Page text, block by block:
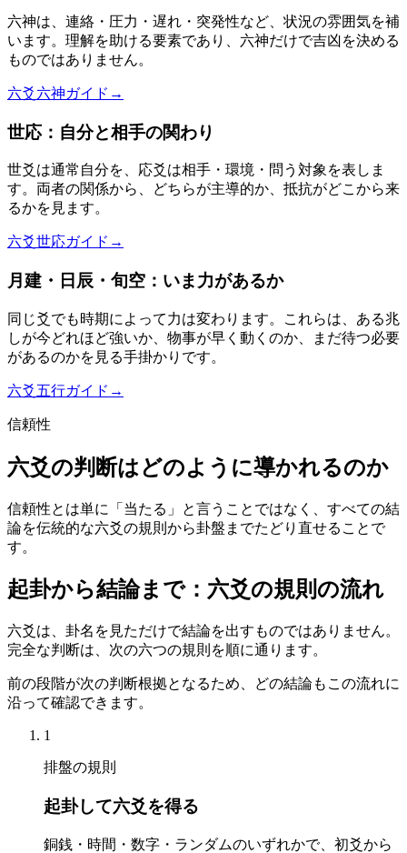
六神は、連絡・圧力・遅れ・突発性など、状況の雰囲気を補
います。理解を助ける要素であり、六神だけで吉凶を決める
ものではありません。
六爻六神ガイド →
世応：自分と相手の関わり
世爻は通常自分を、応爻は相手・環境・問う対象を表しま
す。両者の関係から、どちらが主導的か、抵抗がどこから来
るかを見ます。
六爻世応ガイド →
月建・日辰・旬空：いま力があるか
同じ爻でも時期によって力は変わります。これらは、ある兆
しが今どれほど強いか、物事が早く動くのか、まだ待つ必要
があるのかを見る手掛かりです。
六爻五行ガイド →
信頼性
六爻の判断はどのように導かれるのか
信頼性とは単に「当たる」と言うことではなく、すべての結
論を伝統的な六爻の規則から卦盤までたどり直せることで
す。
起卦から結論まで：六爻の規則の流れ
六爻は、卦名を見ただけで結論を出すものではありません。
完全な判断は、次の六つの規則を順に通ります。
前の段階が次の判断根拠となるため、どの結論もこの流れに
沿って確認できます。
1
排盤の規則
起卦して六爻を得る
銅銭・時間・数字・ランダムのいずれかで、初爻から